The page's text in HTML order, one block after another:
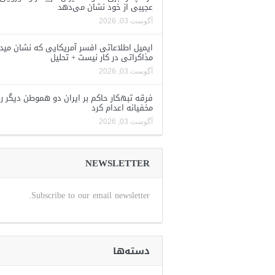
عجیبی از خود نشان می‌دهد
آگوست 03, 2026
ایمیل اطلاعاتی افسر آمریکایی که نشان
مذاکراتی در کار نیست + تحلیل
آگوست 03, 2026
فرقه تبهکار حاکم بر ایران دو هموطن دیگر
مخفیانه اعدام کرد
آگوست 03, 2026
NEWSLETTER
Subscribe to our email newsletter.
دسته‌ها